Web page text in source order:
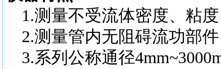
1.测量不受流体密度、粘
2.测量管内无阻碍流功部
3.系列公称通径4mm~3000